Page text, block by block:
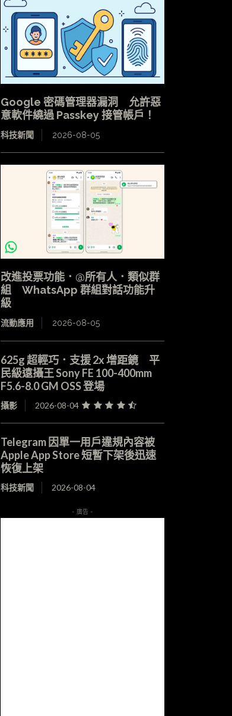
Google 密碼管理器漏洞 允許惡
意軟件繞過 Passkey 接管帳戶！
科技新聞 2026-08-05
改進投票功能．@所有人．類似群
組 WhatsApp 群組對話功能升
級
流動應用 2026-08-05
625g 超輕巧．支援 2x 增距鏡 平
民級遠攝王 Sony FE 100-400mm
F5.6-8.0 GM OSS 登場
攝影 2026-08-04
Telegram 因單一用戶違規內容被
Apple App Store 短暫下架後迅速
恢復上架
科技新聞 2026-08-04
- 廣告 -